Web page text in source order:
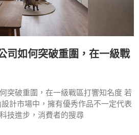
司如何突破重圍，在一級戰
突破重圍，在一級戰區打響知名度 若
計市場中，擁有優秀作品不一定代表
技進步，消費者的搜尋